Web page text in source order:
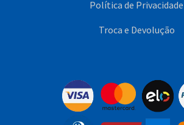
Política de Privacidade
Troca e Devolução